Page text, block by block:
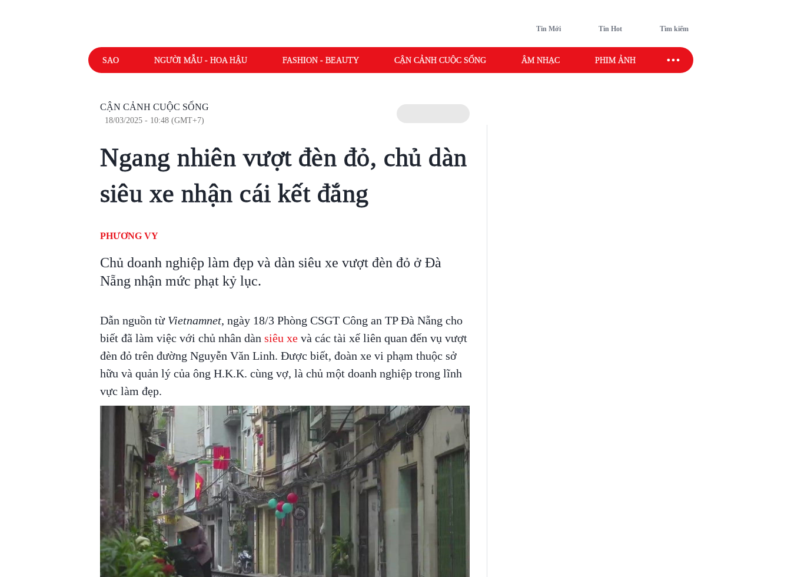
Tin Mới Tin Hot Tìm kiếm
SAO NGƯỜI MẪU - HOA HẬU FASHION - BEAUTY CẬN CẢNH CUỘC SỐNG ÂM NHẠC PHIM ẢNH SAO SPORT
CẬN CẢNH CUỘC SỐNG
18/03/2025 - 10:48 (GMT+7)
Ngang nhiên vượt đèn đỏ, chủ dàn
siêu xe nhận cái kết đắng
PHƯƠNG VY
Chủ doanh nghiệp làm đẹp và dàn siêu xe vượt đèn đỏ ở Đà
Nẵng nhận mức phạt kỷ lục.
Dẫn nguồn từ Vietnamnet, ngày 18/3 Phòng CSGT Công an TP Đà Nẵng cho
biết đã làm việc với chủ nhân dàn siêu xevà các tài xế liên quan đến vụ vượt
đèn đỏ trên đường Nguyễn Văn Linh. Được biết, đoàn xe vi phạm thuộc sở
hữu và quản lý của ông H.K.K. cùng vợ, là chủ một doanh nghiệp trong lĩnh
vực làm đẹp.